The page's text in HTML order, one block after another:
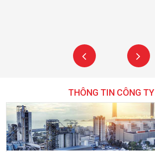
THÔNG TIN CÔNG TY